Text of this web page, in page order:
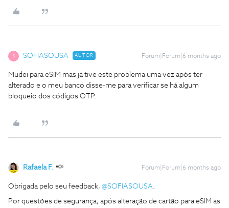
S SOFIASOUSA AUTOR Forum|Forum|6 months ago
Mudei para eSIM mas já tive este problema uma vez após ter
alterado e o meu banco disse-me para verificar se há algum
bloqueio dos códigos OTP.
Rafaela F. Forum|Forum|6 months ago
Obrigada pelo seu feedback, ​ @SOFIASOUSA.
Por questões de segurança, após alteração de cartão para eSIM as